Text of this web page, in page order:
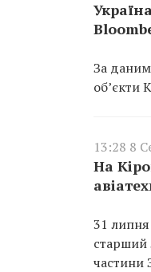
За
об’єкти
13:28 8
На
31 липня
старший
частини